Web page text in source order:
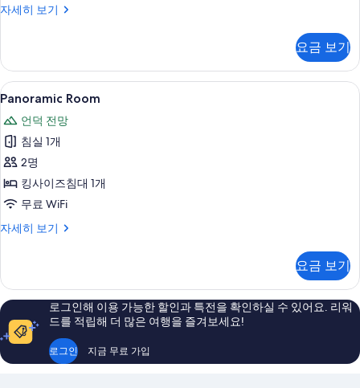
기
자세히 보기
Panorama
세
히
보
요금 보기
Panoramic
Room
사
진
모
두
보
기
Panoramic Room | 저자극성 침구, 무
14
Panoramic Room
언덕 전망
침실 1개
2명
킹사이즈침대 1개
무료 WiFi
자세히 보기
Panoramic
히
보
기
요금 보기
로그인해 이용 가능한 할인과 특전을 확인하실 수 있어요. 리워
드를 적립해 더 많은 여행을 즐겨보세요!
로그인 지금 무료 가입